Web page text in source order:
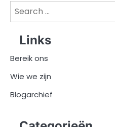
Search
Links
Bereik ons
Wie we zijn
Blogarchief